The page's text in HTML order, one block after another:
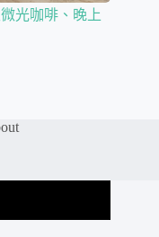
光咖啡、晚上